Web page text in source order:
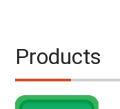
Products